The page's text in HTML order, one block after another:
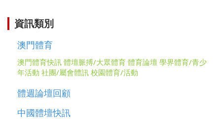
資訊類別
澳門體育
澳門體育快訊 體壇脈搏/大眾體育 體育論壇 學界體育/青少
年活動 社團/屬會體訊 校園體育/活動
體週論壇回顧
中國體壇快訊